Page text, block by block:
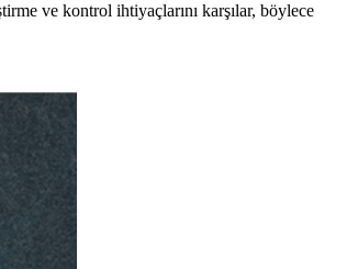
ve kontrol ihtiyaçlarını karşılar, böylece